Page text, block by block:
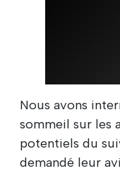
Nous avons
sommeil sur les
potentiels du
demandé leur